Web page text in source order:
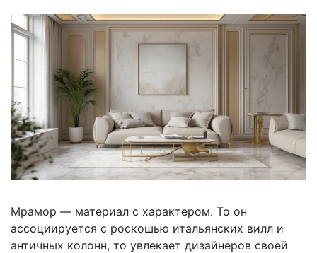
Мрамор — материал с характером. То он
ассоциируется с роскошью итальянских вилл и
античных колонн, то увлекает дизайнеров своей